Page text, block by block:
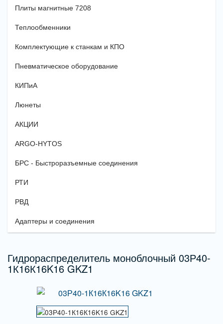
Плиты магнитные 7208
Теплообменники
Комплектующие к станкам и КПО
Пневматическое оборудование
КИПиА
Люнеты
АКЦИИ
ARGO-HYTOS
БРС - Быстроразъемные соединения
РТИ
РВД
Адаптеры и соединения
Гидрораспределитель моноблочный 03Р40-
1К16К16K16 GKZ1